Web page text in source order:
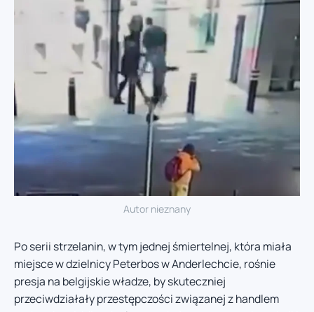
Autor nieznany
Po serii strzelanin, w tym jednej śmiertelnej, która miała
miejsce w dzielnicy Peterbos w Anderlechcie, rośnie
presja na belgijskie władze, by skuteczniej
przeciwdziałały przestępczości związanej z handlem